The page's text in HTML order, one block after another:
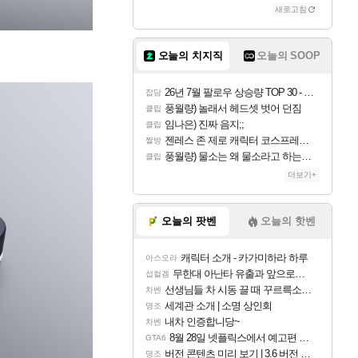
새로고침
오늘의 치지직 오늘의 SOOP
잡담 26년 7월 팔로우 상승량 TOP 30 - 월간 치지직
클립 풍월량) 놀래서 헤드셋 벗어 던짐
클립 임나은) 진짜 음지;;
짤방 젠레스 존 제로 캐릭터 코스프레한 꽁주
클립 풍월량) 물소는 왜 물소라고 하는거야? 아! 그만 ㅋㅋ 알았어 ㅋㅋ
더보기+
오늘의 팟벤 오늘의 핫벤
아스오라 캐릭터 소개 - 카가미하라 하루
섭컬겜 무한대 아난타 유출과 앞으로의 예상 (루머)
차벤 선생님들 차 시동 끌 때 꾸르륵소리나는데
명조 세계관 소개 | 소명 상인회
차벤 내차 인증합니당~
GTA6 8월 28일 넷플릭스에서 예고편 공개 예정
명조 버전 콘텐츠 미리 보기 | 3.6 버전 「신기루 속 등불 그림자, 속세에 깃든 검의 결심」이 8월 20일에 업데이트됩니다!